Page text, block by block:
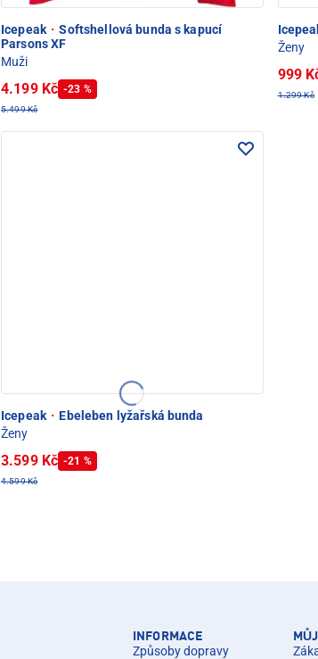
Icepeak · Softshellová bunda s kapucí
Parsons XF
Muži
4.199 Kč -23 %
5.499 Kč
Ženy
999
1.299 Kč
Icepeak · Ebeleben lyžařská bunda
Ženy
3.599 Kč -21 %
4.599 Kč
INFORMACE
Způsoby dopravy